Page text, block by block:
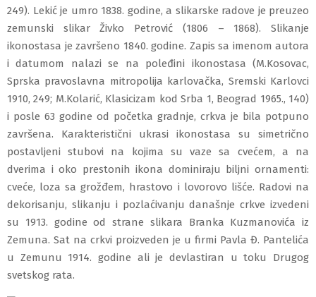
249). Lekić je umro 1838. godine, a slikarske radove je preuzeo
zemunski slikar Živko Petrović (1806 – 1868). Slikanje
ikonostasa je završeno 1840. godine. Zapis sa imenom autora
i datumom nalazi se na poleđini ikonostasa (M.Kosovac,
Sprska pravoslavna mitropolija karlovačka, Sremski Karlovci
1910, 249; M.Kolarić, Klasicizam kod Srba 1, Beograd 1965., 140)
i posle 63 godine od početka gradnje, crkva je bila potpuno
završena.
Karakteristični ukrasi ikonostasa su simetrično
postavljeni stubovi na kojima su vaze sa cvećem, a na
dverima i oko prestonih ikona dominiraju biljni ornamenti:
cveće, loza sa grožđem, hrastovo i lovorovo lišće. Radovi na
dekorisanju, slikanju i pozlaćivanju današnje crkve izvedeni
su 1913. godine od strane slikara Branka Kuzmanovića iz
Zemuna. Sat na crkvi proizveden je u firmi Pavla Đ. Pantelića
u Zemunu 1914. godine ali je devlastiran u toku Drugog
svetskog rata.